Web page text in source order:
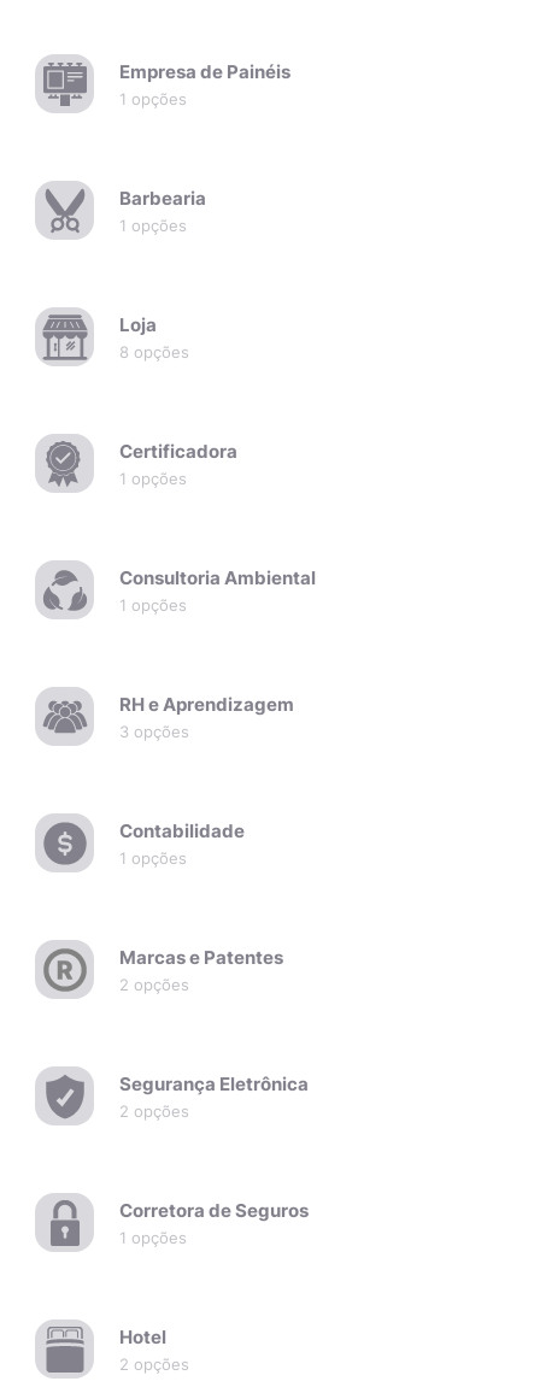
Empresa de Painéis
1 opções
Barbearia
1 opções
Loja
8 opções
Certificadora
1 opções
Consultoria Ambiental
1 opções
RH e Aprendizagem
3 opções
Contabilidade
1 opções
Marcas e Patentes
2 opções
Segurança Eletrônica
2 opções
Corretora de Seguros
1 opções
Hotel
2 opções